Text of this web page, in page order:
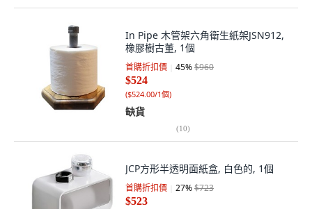
In Pipe 木管架六角衛生紙架JSN912,
橡膠樹古董, 1個
首購折扣價 45%$960
$524
($524.00/1個)
缺貨
(10)
JCP方形半透明面紙盒, 白色的, 1個
首購折扣價 27%$723
$523